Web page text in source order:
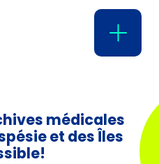
médicales
et des Îles